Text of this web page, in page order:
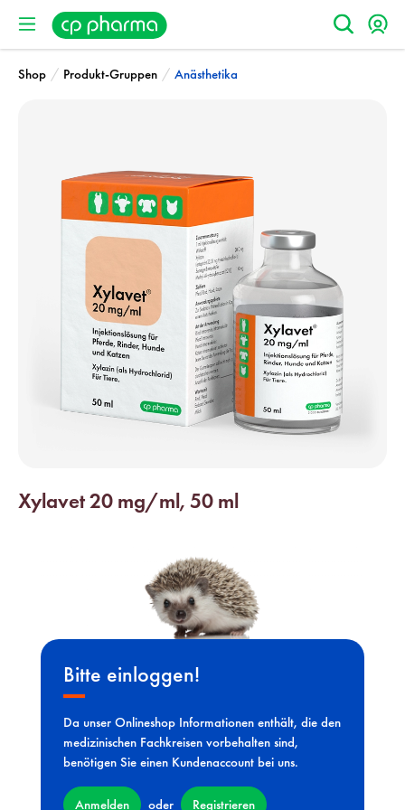
Shop / Produkt-Gruppen / Anästhetika
Xylavet 20 mg/ml, 50 ml
Bitte einloggen!
Da unser Onlineshop Informationen enthält, die den
medizinischen Fachkreisen vorbehalten sind,
benötigen Sie einen Kundenaccount bei uns.
Anmelden oder Registrieren